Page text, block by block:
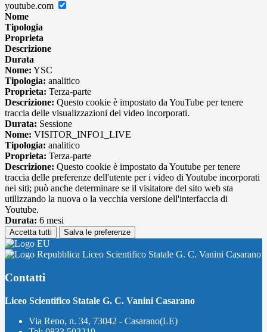
youtube.com
Nome
Tipologia
Proprieta
Descrizione
Durata
Nome: YSC
Tipologia: analitico
Proprieta: Terza-parte
Descrizione: Questo cookie è impostato da YouTube per tenere
traccia delle visualizzazioni dei video incorporati.
Durata: Sessione
Nome: VISITOR_INFO1_LIVE
Tipologia: analitico
Proprieta: Terza-parte
Descrizione: Questo cookie è impostato da Youtube per tenere
traccia delle preferenze dell'utente per i video di Youtube incorporati
nei siti; può anche determinare se il visitatore del sito web sta
utilizzando la nuova o la vecchia versione dell'interfaccia di
Youtube.
Durata: 6 mesi
Accetta tutti Salva le preferenze
Liceo Scientifico Statale G. C. Vanini Casarano
Contatti
Liceo Scientifico Statale G. C. Vanini Casarano
Via Reno, n. 34, 73042 - Casarano(LE)